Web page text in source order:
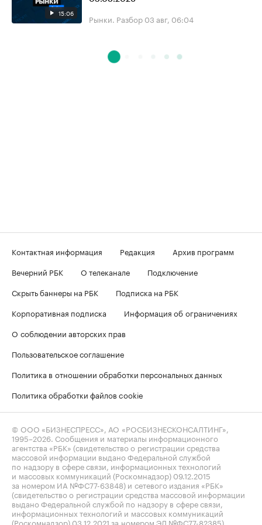
15:06 Рынки. Разбор 03 авг, 06:04
Контактная информация Редакция
Архив программ
Вечерний РБК
О телеканале
Подключение
Скрыть баннеры на РБК
Подписка на РБК
Корпоративная подписка
Информация об ограничениях
О соблюдении авторских прав
Пользовательское соглашение
Политика в отношении обработки персональных данных
Политика обработки файлов cookie
© ООО «БИЗНЕСПРЕСС», АО «РОСБИЗНЕСКОНСАЛТИНГ»,
1995–2026 . Сообщения и материалы информационного
агентства «РБК» (свидетельство о регистрации средства
массовой информации выдано Федеральной службой
по надзору в сфере связи, информационных технологий
и массовых коммуникаций (Роскомнадзор) 09.12.2015
за номером ИА №ФС77-63848) и сетевого издания «РБК»
(свидетельство о регистрации средства массовой информации
выдано Федеральной службой по надзору в сфере связи,
информационных технологий и массовых коммуникаций
(Роскомнадзор) 03.12.2021 за номером ЭЛ №ФС77-82385)